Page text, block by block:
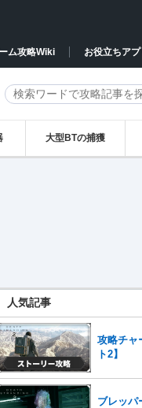
ム攻略Wiki お役立ちアプ
大型BTの捕獲
人気記事
攻略チャ
ト2】
ブレッパ